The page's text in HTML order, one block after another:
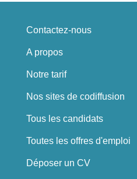
Contactez-nous
A propos
Notre tarif
Nos sites de codiffusion
Tous les candidats
Toutes les offres d'emploi
Déposer un CV